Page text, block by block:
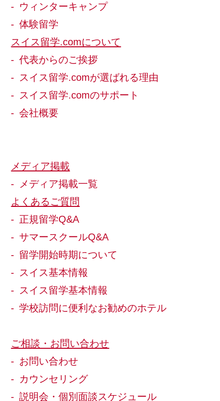
ウィンターキャンプ
体験留学
スイス留学.comについて
代表からのご挨拶
スイス留学.comが選ばれる理由
スイス留学.comのサポート
会社概要
メディア掲載
メディア掲載一覧
よくあるご質問
正規留学Q&A
サマースクールQ&A
留学開始時期について
スイス基本情報
スイス留学基本情報
学校訪問に便利なお勧めのホテル
ご相談・お問い合わせ
お問い合わせ
カウンセリング
説明会・個別面談スケジュール